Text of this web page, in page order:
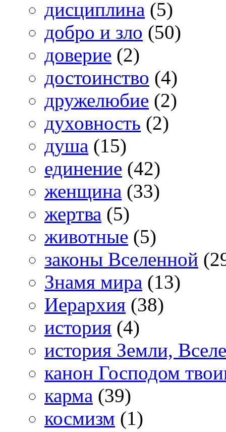
дисциплина (5)
добро и зло (50)
доверие (2)
достоинство (4)
дружелюбие (2)
духовность (2)
душа (15)
единение (42)
женщина (33)
жертва (5)
животные (5)
законы Вселенной
Знамя мира (13)
Иерархия (38)
история (4)
история Земли,
канон Господом
карма (39)
космизм (1)